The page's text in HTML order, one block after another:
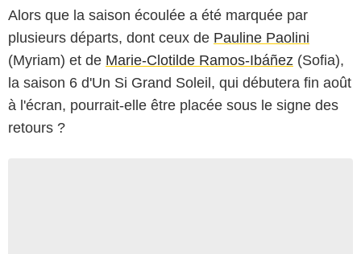
Alors que la saison écoulée a été marquée par
plusieurs départs, dont ceux de Pauline Paolini
(Myriam) et de Marie-Clotilde Ramos-Ibáñez (Sofia),
la saison 6 d'Un Si Grand Soleil, qui débutera fin août
à l'écran, pourrait-elle être placée sous le signe des
retours ?